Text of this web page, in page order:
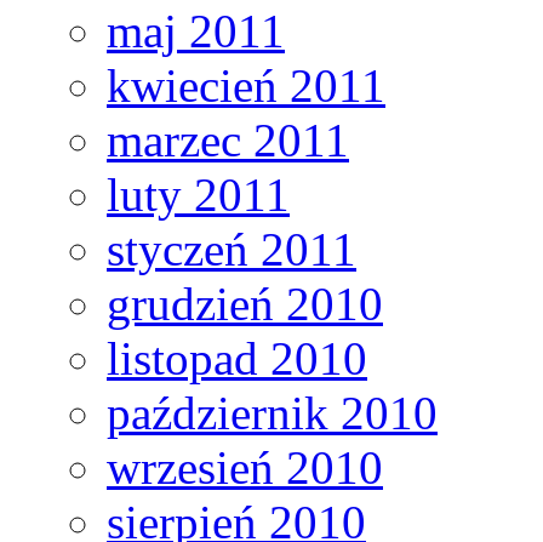
maj 2011
kwiecień 2011
marzec 2011
luty 2011
styczeń 2011
grudzień 2010
listopad 2010
październik 2010
wrzesień 2010
sierpień 2010